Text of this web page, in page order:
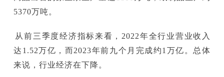
5370万吨。
前三季度经济指标来看，2022年全行业营业收入
达1.52万亿，而2023年前九个月完成约1万亿。总体
来说，行业经济在下降。